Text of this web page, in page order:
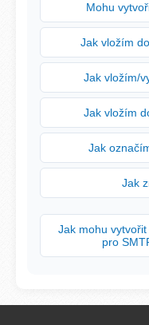
Mohu
Jak vložím
Jak vložím/
Jak vložím
Jak
Jak
Jak mohu
pro